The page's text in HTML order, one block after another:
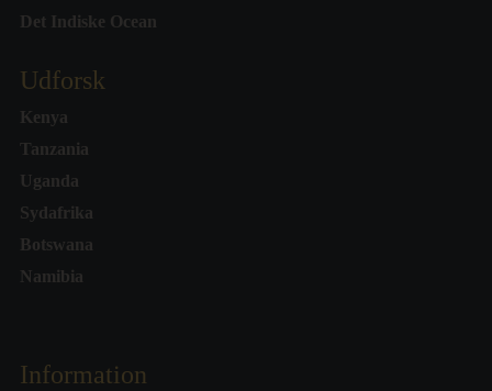
Det Indiske Ocean
Udforsk
Kenya
Tanzania
Uganda
Sydafrika
Botswana
Namibia
Information